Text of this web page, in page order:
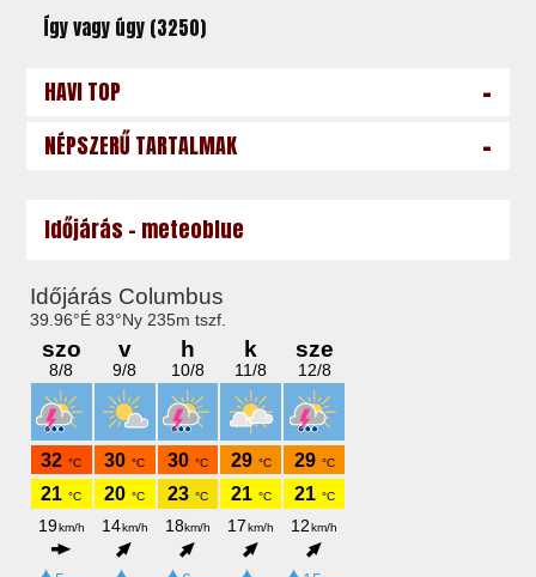
Így vagy úgy (3250)
HAVI TOP -
NÉPSZERŰ TARTALMAK -
Időjárás - meteoblue